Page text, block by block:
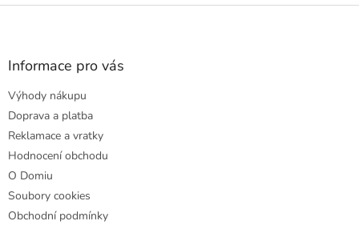
Z
Informace pro vás
Výhody nákupu
Doprava a platba
Reklamace a vratky
Hodnocení obchodu
O Domiu
Soubory cookies
Obchodní podmínky